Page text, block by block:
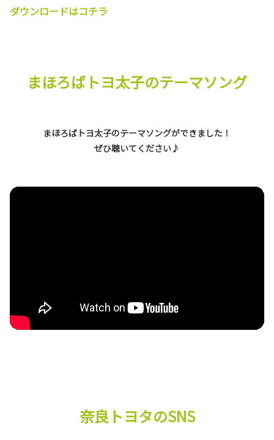
ダウンロードはコチラ
まほろばトヨ太子のテーマソング
まほろばトヨ太子のテーマソングができました！
ぜひ聴いてください♪
奈良トヨタのSNS